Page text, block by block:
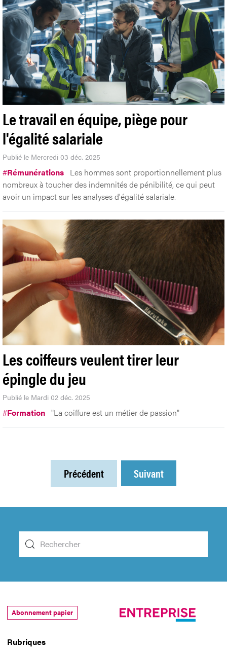
Le travail en équipe, piège pour
l'égalité salariale
Publié le Mercredi 03 déc. 2025
#Rémunérations Les hommes sont proportionnellement plus
nombreux à toucher des indemnités de pénibilité, ce qui peut
avoir un impact sur les analyses d'égalité salariale.
Les coiffeurs veulent tirer leur
épingle du jeu
Publié le Mardi 02 déc. 2025
#Formation "La coiffure est un métier de passion"
Précédent Suivant
Rubriques
Abonnement papier